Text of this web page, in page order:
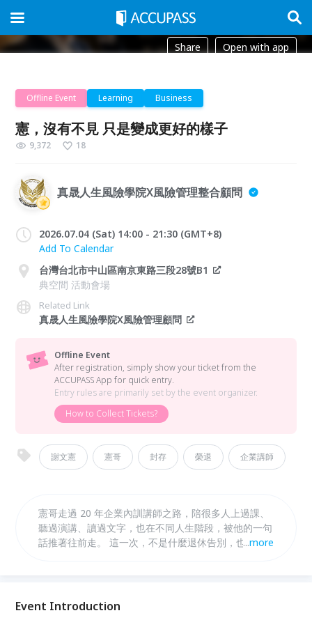
Share Open with app
Offline Event Learning Business
憲，沒有不見 只是變成更好的樣子
9,372 18
真晟人生風險學院X風險管理整合顧問
2026.07.04 (Sat) 14:00 - 21:30 (GMT+8)
Add To Calendar
台灣台北市中山區南京東路三段28號B1
典空間 活動會場
Related Link
真晟人生風險學院X風險管理顧問
Offline Event
After registration, simply show your ticket from the
ACCUPASS App for quick entry.
Entry rules are primarily set by the event organizer.
How to Collect Tickets?
謝文憲 憲哥 封存 榮退 企業講師
憲哥走過 20 年企業內訓講師之路，陪很多人上過課、
聽過演講、讀過文字，也在不同人生階段，被他的一句
話推著往前走。 這一次，不是什麼退休告別，也不是
...more
Event Introduction